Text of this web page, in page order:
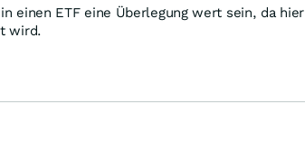
einen ETF eine Überlegung wert sein, da hier
wird.